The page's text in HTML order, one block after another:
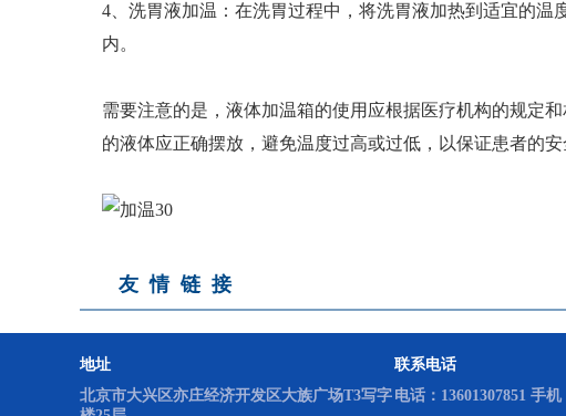
4、洗胃液加温：在洗胃过程中，将洗胃液加热到适宜的
内。
需要注意的是，液体加温箱的使用应根据医疗机构的规定
的液体应正确摆放，避免温度过高或过低，以保证患者的安
友情链接
地址
北京市大兴区亦庄经济开发区大族广场T3写字
联系电话
电话：13601307851 手